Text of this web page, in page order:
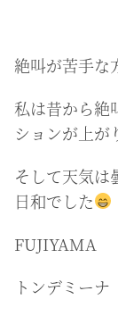
絶叫が苦手な
私は昔から絶
ションが上が
そして天気は
日和でした
FUJIYAMA
トンデミーナ